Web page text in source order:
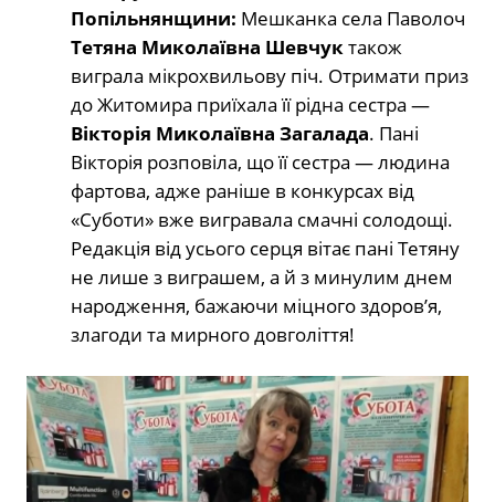
Попільнянщини: Мешканка села Паволоч
Тетяна Миколаївна Шевчук також
виграла мікрохвильову піч. Отримати приз
до Житомира приїхала її рідна сестра —
Вікторія Миколаївна Загалада. Пані
Вікторія розповіла, що її сестра — людина
фартова, адже раніше в конкурсах від
«Суботи» вже вигравала смачні солодощі.
Редакція від усього серця вітає пані Тетяну
не лише з виграшем, а й з минулим днем
народження, бажаючи міцного здоров’я,
злагоди та мирного довголіття!